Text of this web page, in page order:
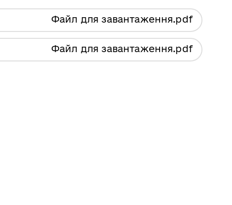
Файл для завантаження.pdf
Файл для завантаження.pdf